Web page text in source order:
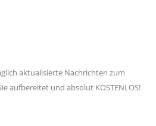
aktualisierte Nachrichten zum
aufbereitet und absolut KOSTENLOS!